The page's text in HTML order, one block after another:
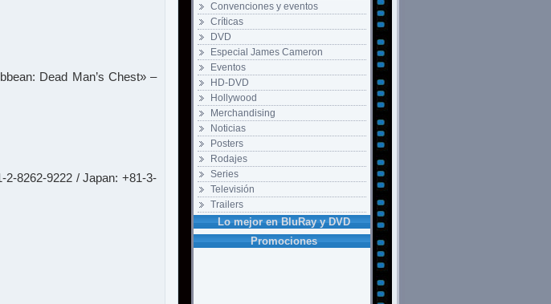
Convenciones y eventos
Críticas
DVD
Especial James Cameron
Eventos
HD-DVD
Hollywood
Merchandising
Noticias
Posters
Rodajes
Series
Televisión
Trailers
Lo mejor en BluRay y DVD
Promociones
Dead Man’s Chest» –
2-8262-9222 / Japan: +81-3-